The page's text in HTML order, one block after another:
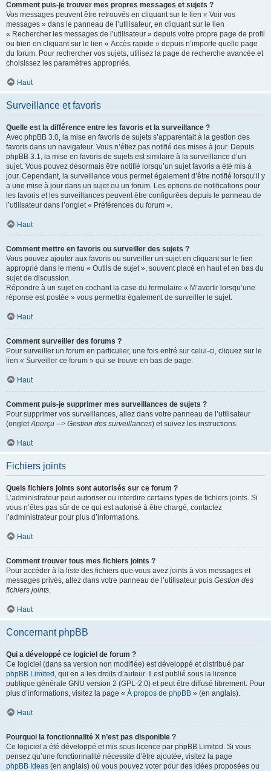
Comment puis-je trouver mes propres messages et sujets ?
Vos messages peuvent être retrouvés en cliquant sur le lien « Voir vos
messages » dans le panneau de l’utilisateur, en cliquant sur le lien
« Rechercher les messages de l’utilisateur » depuis votre propre page de profil
ou bien en cliquant sur le lien « Accès rapide » depuis n’importe quelle page
du forum. Pour rechercher vos sujets, utilisez la page de recherche avancée et
choisissez les paramètres appropriés.
Haut
Surveillance et favoris
Quelle est la différence entre les favoris et la surveillance ?
Avec phpBB 3.0, la mise en favoris de sujets s’apparentait à la gestion des
favoris dans un navigateur. Vous n’étiez pas notifié des mises à jour. Depuis
phpBB 3.1, la mise en favoris de sujets est similaire à la surveillance d’un
sujet. Vous pouvez désormais être notifié lorsqu’un sujet favoris a été mis à
jour. Cependant, la surveillance vous permet également d’être notifié lorsqu’il y
a une mise à jour dans un sujet ou un forum. Les options de notifications pour
les favoris et les surveillances peuvent être configurées depuis le panneau de
l’utilisateur dans l’onglet « Préférences du forum ».
Haut
Comment mettre en favoris ou surveiller des sujets ?
Vous pouvez ajouter aux favoris ou surveiller un sujet en cliquant sur le lien
approprié dans le menu « Outils de sujet », souvent placé en haut et en bas du
sujet de discussion.
Répondre à un sujet en cochant la case du formulaire « M’avertir lorsqu’une
réponse est postée » vous permettra également de surveiller le sujet.
Haut
Comment surveiller des forums ?
Pour surveiller un forum en particulier, une fois entré sur celui-ci, cliquez sur le
lien « Surveiller ce forum » qui se trouve en bas de page.
Haut
Comment puis-je supprimer mes surveillances de sujets ?
Pour supprimer vos surveillances, allez dans votre panneau de l’utilisateur
(ongletAperçu --> Gestion des surveillances) et suivez les instructions.
Haut
Fichiers joints
Quels fichiers joints sont autorisés sur ce forum ?
L’administrateur peut autoriser ou interdire certains types de fichiers joints. Si
vous n’êtes pas sûr de ce qui est autorisé à être chargé, contactez
l’administrateur pour plus d’informations.
Haut
Comment trouver tous mes fichiers joints ?
Pour accéder à la liste des fichiers que vous avez joints à vos messages et
messages privés, allez dans votre panneau de l’utilisateur puis Gestion des
fichiers joints.
Haut
Concernant phpBB
Qui a développé ce logiciel de forum ?
Ce logiciel (dans sa version non modifiée) est développé et distribué par
phpBB Limited , qui en a les droits d’auteur. Il est publié sous la licence
publique générale GNU version 2 (GPL-2.0) et peut être diffusé librement. Pour
plus d’informations, visitez la page « À propos de phpBB » (en anglais).
Haut
Pourquoi la fonctionnalité X n’est pas disponible ?
Ce logiciel a été développé et mis sous licence par phpBB Limited. Si vous
pensez qu’une fonctionnalité nécessite d’être ajoutée, visitez la page
phpBB Ideas (en anglais) où vous pouvez voter pour des idées proposées ou